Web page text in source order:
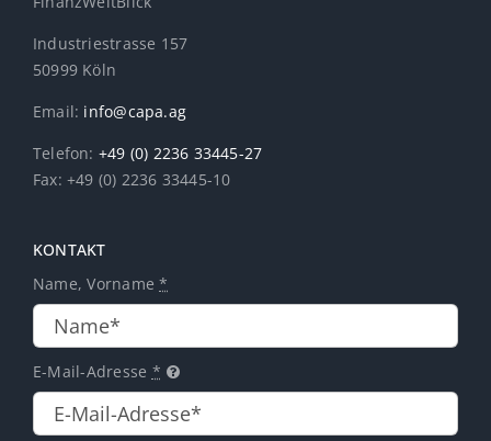
Industriestrasse 157
50999 Köln
Email: info@capa.ag
Telefon: +49 (0) 2236 33445-27
Fax: +49 (0) 2236 33445-10
KONTAKT
Name, Vorname*
E-Mail-Adresse *